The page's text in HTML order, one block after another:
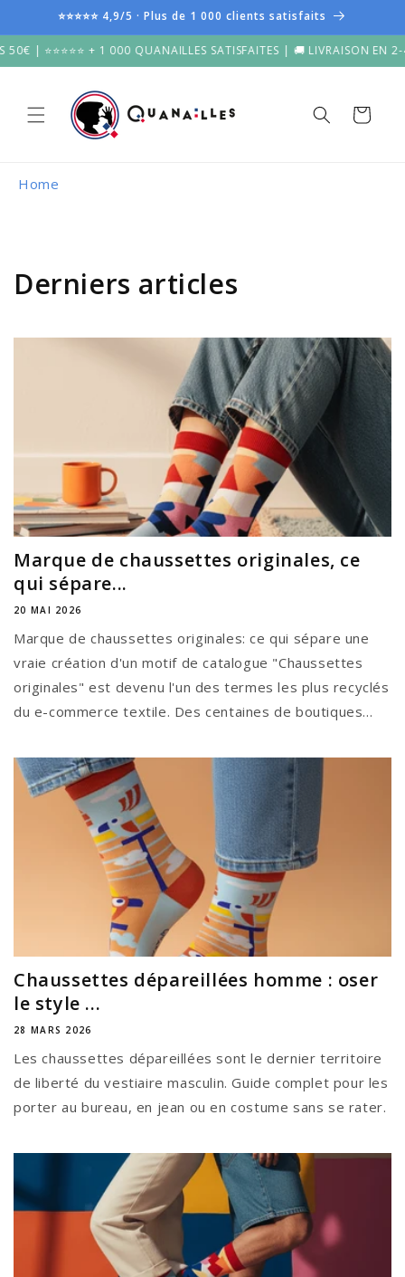
passer
au
contenu
⭐⭐⭐⭐⭐ 4,9/5 · Plus de 1 000 clients satisfaits
+ 1 000 QUANAILLES SATISFAITES | 🚚 LIVRAISON EN 2-4
Panier
Home
Derniers articles
Marque de chaussettes originales, ce
qui sépare...
20 MAI 2026
Marque de chaussettes originales: ce qui sépare une
vraie création d'un motif de catalogue "Chaussettes
originales" est devenu l'un des termes les plus recyclés
du e-commerce textile. Des centaines de boutiques...
Chaussettes dépareillées homme : oser
le style ...
28 MARS 2026
Les chaussettes dépareillées sont le dernier territoire
de liberté du vestiaire masculin. Guide complet pour les
porter au bureau, en jean ou en costume sans se rater.